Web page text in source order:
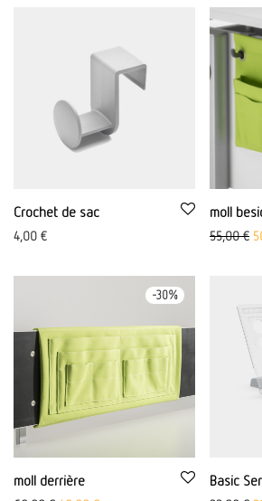
Crochet de sac
4,00 €
moll
55,00€
-30%
moll derrière Basic